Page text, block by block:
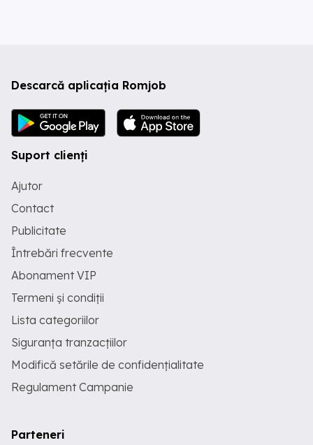
Descarcă aplicația Romjob
Suport clienți
Ajutor
Contact
Publicitate
Întrebări frecvente
Abonament VIP
Termeni și condiții
Lista categoriilor
Siguranța tranzacțiilor
Modifică setările de confidențialitate
Regulament Campanie
Parteneri